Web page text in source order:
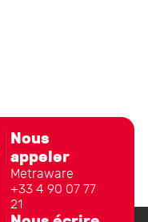
Nous
appeler
Metraware
+33 4 90 07 77
21